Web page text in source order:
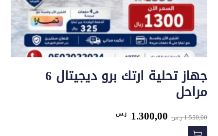
جهاز تحلية ارتك برو ديجيتال 6
مراحل
1.550,00ر.س السعر
الأصلي
1.300,00 ر.سالسعر